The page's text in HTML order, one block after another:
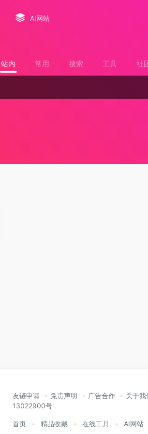
AI网站
站内 常用 搜索 工具 社
友链申请 免责声明 广告合作
关于我
13022900号
首页 精品收藏 在线工具 AI网站